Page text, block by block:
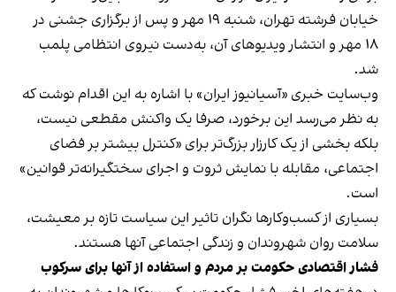
خیابان فرشته تهران، شنبه ۱۹ مهر و پس از برگزاری جشنی در
۱۸ مهر و انتشار ویدیوهای آن، به‌دست نیروی انتظامی پلمب
شد.
وب‌سایت خبری «آسیانیوز ایران» با اشاره به این اقدام نوشت که
به نظر می‌رسد این برخورد، صرفا یک واکنش مقطعی نیست،
بلکه بخشی از یک کارزار بزرگ‌تر برای «کنترل بیشتر بر فضای
اجتماعی، مقابله با نمایش ثروت و اجرای سختگیرانه‌تر قوانین»
است.
بسیاری از کسب‌وکارها نگران تاثیر این سیاست‌ تازه بر معیشت،
سلامت روان شهروندان و زندگی اجتماعی آنها هستند.
فشار اقتصادی حکومت بر مردم و استفاده از آنها برای سرکوب